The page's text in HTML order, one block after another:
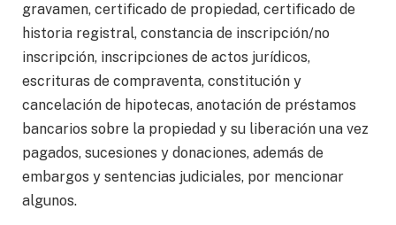
gravamen, certificado de propiedad, certificado de
historia registral, constancia de inscripción/no
inscripción, inscripciones de actos jurídicos,
escrituras de compraventa, constitución y
cancelación de hipotecas, anotación de préstamos
bancarios sobre la propiedad y su liberación una vez
pagados, sucesiones y donaciones, además de
embargos y sentencias judiciales, por mencionar
algunos.